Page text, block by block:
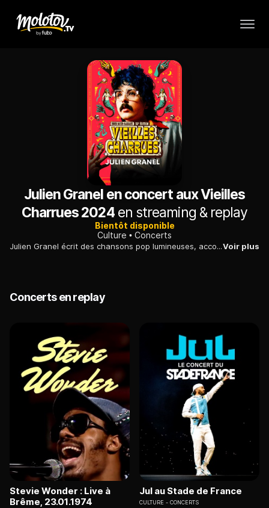
Julien Granel en concert aux Vieilles
Charrues 2024en streaming & replay
Bientôt disponible
Culture
Concerts
Julien Granel écrit des chansons pop lumineuses, accompagnées de clips délurés et bariolés influencés par l'univers de Mika, qu'il a découvert quand il était encore adolescent. Il a publié "Cooleur", son premier album, en 2022; Deux ans plus tard, il était au festival des Vieilles Charrues.Voir plus
Concerts en replay
Stevie Wonder : Live à
Brême, 23.01.1974
Jul au Stade de France
CULTURE CONCERTS